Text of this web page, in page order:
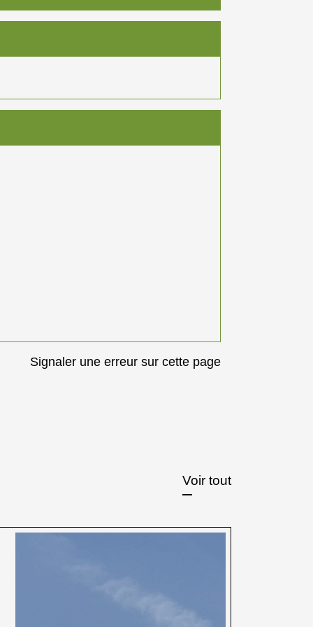
Signaler une erreur sur cette page
Voir tout